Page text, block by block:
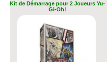
Kit de Démarrage pour 2 Joueurs Yu-
Gi-Oh!